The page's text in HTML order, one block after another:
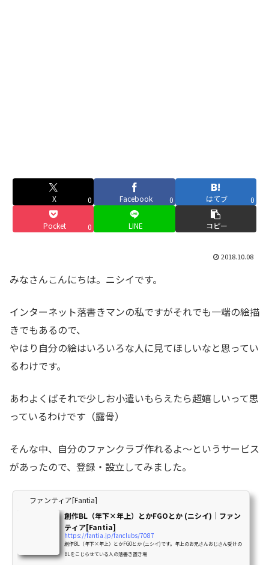
X 0 Facebook 0 はてブ 0
Pocket 0 LINE コピー
2018.10.08
みなさんこんにちは。ニシイです。
インターネット落書きマンの私ですがそれでも一端の絵描
きでもあるので、
やはり自分の絵はいろいろな人に見てほしいなと思ってい
るわけです。
あわよくばそれで少しお小遣いもらえたら超嬉しいって思
っているわけです（露骨）
そんな中、自分のファンクラブ作れるよ～というサービス
があったので、登録・設立してみました。
ファンティア[Fantia]
創作BL（年下×年上）とかFGOとか (ニシイ)｜ファン
ティア[Fantia]
https://fantia.jp/fanclubs/7087
創作BL（年下×年上）とかFGOとか (ニシイ)です。年上のお兄さんおじさん受けの
BLをこじらせている人の落書き置き場